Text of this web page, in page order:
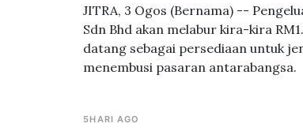
JITRA, 3 Ogos (Bernama) --
Sdn Bhd akan melabur kira-kira
datang sebagai persediaan untuk
menembusi pasaran antarabangsa.
5HARI AGO